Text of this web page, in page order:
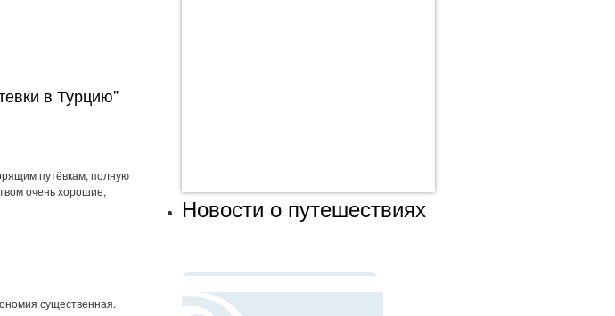
в Турцию”
путёвкам, полную
очень хорошие,
существенная.
Новости о путешествиях